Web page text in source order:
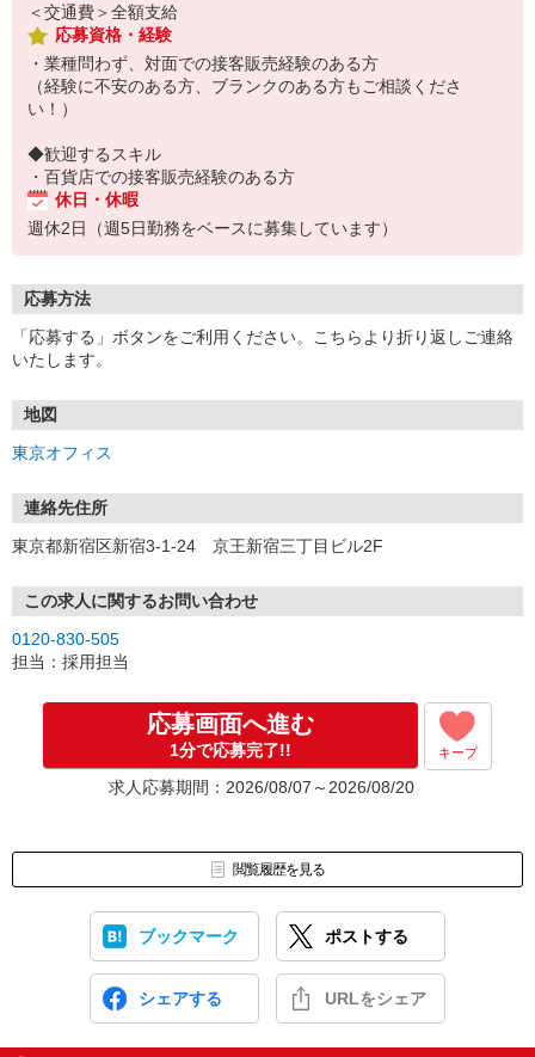
＜交通費＞全額支給
応募資格・経験
・業種問わず、対面での接客販売経験のある方
（経験に不安のある方、ブランクのある方もご相談くださ
い！）
◆歓迎するスキル
・百貨店での接客販売経験のある方
休日・休暇
週休2日（週5日勤務をベースに募集しています）
応募方法
「応募する」ボタンをご利用ください。こちらより折り返しご連絡
いたします。
地図
東京オフィス
連絡先住所
東京都新宿区新宿3-1-24 京王新宿三丁目ビル2F
この求人に関するお問い合わせ
0120-830-505
担当：採用担当
応募画面へ進む
1分で応募完了!! キープ
求人応募期間：2026/08/07～2026/08/20
閲覧履歴を見る
ブックマーク ポストする
シェアする URLをシェア